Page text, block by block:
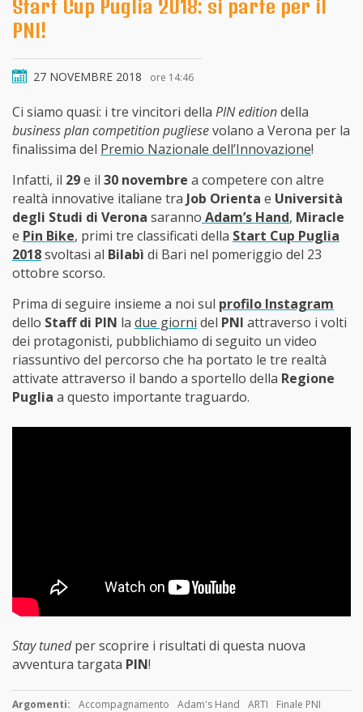
Start Cup Puglia 2018: si parte per il
PNI!
27 NOVEMBRE 2018 ore 14:46
Ci siamo quasi: i tre vincitori della PIN editiondella
business plan competition pugliesevolano a Verona per la
finalissima del Premio Nazionale dell’Innovazione!
Infatti, il 29e il 30 novembre a competere con altre
realtà innovative italiane tra Job Orienta e Università
degli Studi di Verona saranno Adam’s Hand, Miracle
e Pin Bike, primi tre classificati della Start Cup Puglia
2018svoltasi al Bilabì di Bari nel pomeriggio del 23
ottobre scorso.
Prima di seguire insieme a noi sul profilo Instagram
dello Staff di PIN la due giorni del PNI attraverso i volti
dei protagonisti, pubblichiamo di seguito un video
riassuntivo del percorso che ha portato le tre realtà
attivate attraverso il bando a sportello della Regione
Puglia a questo importante traguardo.
Stay tunedper scoprire i risultati di questa nuova
avventura targata PIN!
Argomenti: Accompagnamento Adam's Hand ARTI
Finale PNI